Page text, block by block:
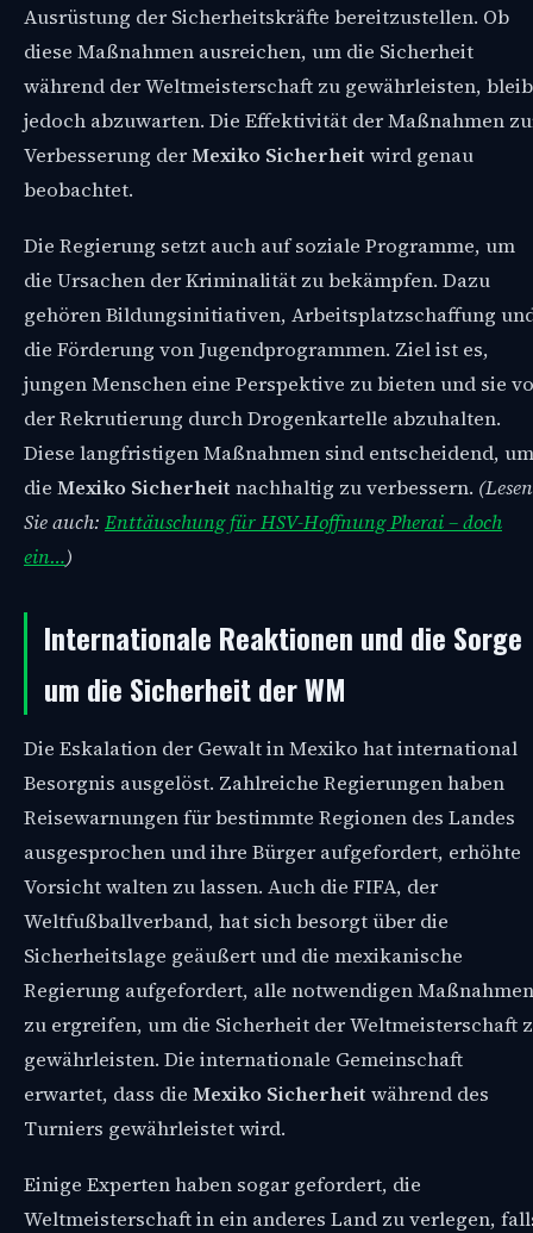
Ausrüstung der Sicherheitskräfte bereitzustellen. Ob
diese Maßnahmen ausreichen, um die Sicherheit
während der Weltmeisterschaft zu gewährleisten,
jedoch abzuwarten. Die Effektivität der Maßnahmen
Verbesserung derMexiko Sicherheit wird genau
beobachtet.
Die Regierung setzt auch auf soziale Programme, um
die Ursachen der Kriminalität zu bekämpfen. Dazu
gehören Bildungsinitiativen, Arbeitsplatzschaffung
die Förderung von Jugendprogrammen. Ziel ist es,
jungen Menschen eine Perspektive zu bieten und sie
der Rekrutierung durch Drogenkartelle abzuhalten.
Diese langfristigen Maßnahmen sind entscheidend, um
die Mexiko Sicherheit nachhaltig zu verbessern. (Lesen
Sie auch: Enttäuschung für HSV-Hoffnung Pherai – doch
ein…)
Internationale Reaktionen und die Sorge
um die Sicherheit der WM
Die Eskalation der Gewalt in Mexiko hat international
Besorgnis ausgelöst. Zahlreiche Regierungen haben
Reisewarnungen für bestimmte Regionen des Landes
ausgesprochen und ihre Bürger aufgefordert, erhöhte
Vorsicht walten zu lassen. Auch die FIFA, der
Weltfußballverband, hat sich besorgt über die
Sicherheitslage geäußert und die mexikanische
Regierung aufgefordert, alle notwendigen Maßnahmen
zu ergreifen, um die Sicherheit der Weltmeisterschaft
gewährleisten. Die internationale Gemeinschaft
erwartet, dass die Mexiko Sicherheit während des
Turniers gewährleistet wird.
Einige Experten haben sogar gefordert, die
Weltmeisterschaft in ein anderes Land zu verlegen,